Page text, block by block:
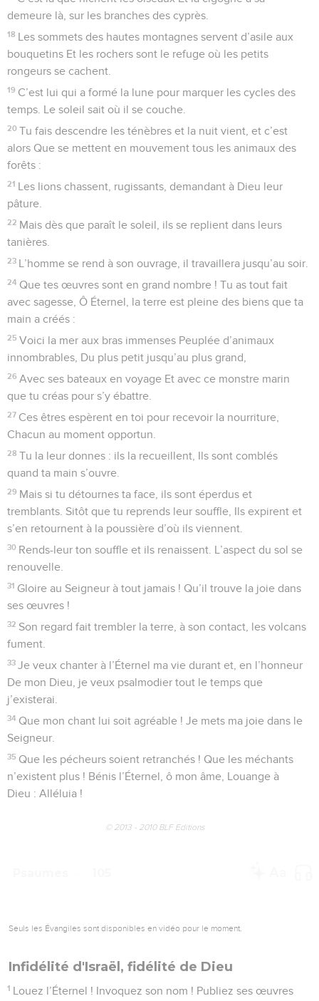
demeure là, sur les branches des cyprès.
18 Les sommets des hautes montagnes servent d’asile aux
bouquetins Et les rochers sont le refuge où les petits
rongeurs se cachent.
19 C’est lui qui a formé la lune pour marquer les cycles des
temps. Le soleil sait où il se couche.
20 Tu fais descendre les ténèbres et la nuit vient, et c’est
alors Que se mettent en mouvement tous les animaux des
forêts :
21 Les lions chassent, rugissants, demandant à Dieu leur
pâture.
22 Mais dès que paraît le soleil, ils se replient dans leurs
tanières.
23 L’homme se rend à son ouvrage, il travaillera jusqu’au soir.
24 Que tes œuvres sont en grand nombre ! Tu as tout fait
avec sagesse, Ô Éternel, la terre est pleine des biens que ta
main a créés :
25 Voici la mer aux bras immenses Peuplée d’animaux
innombrables, Du plus petit jusqu’au plus grand,
26 Avec ses bateaux en voyage Et avec ce monstre marin
que tu créas pour s’y ébattre.
27 Ces êtres espèrent en toi pour recevoir la nourriture,
Chacun au moment opportun.
28 Tu la leur donnes : ils la recueillent, Ils sont comblés
quand ta main s’ouvre.
29 Mais si tu détournes ta face, ils sont éperdus et
tremblants. Sitôt que tu reprends leur souffle, Ils expirent et
s’en retournent à la poussière d’où ils viennent.
30 Rends-leur ton souffle et ils renaissent. L’aspect du sol se
renouvelle.
31 Gloire au Seigneur à tout jamais ! Qu’il trouve la joie dans
ses œuvres !
32 Son regard fait trembler la terre, à son contact, les volcans
fument.
33 Je veux chanter à l’Éternel ma vie durant et, en l’honneur
De mon Dieu, je veux psalmodier tout le temps que
j’existerai.
34 Que mon chant lui soit agréable ! Je mets ma joie dans le
Seigneur.
35 Que les pécheurs soient retranchés ! Que les méchants
n’existent plus ! Bénis l’Éternel, ô mon âme, Louange à
Dieu : Alléluia !
© 2013 - 2010 BLF Editions
Seuls les Évangiles sont disponibles en vidéo pour le moment.
Infidélité d'Israël, fidélité de Dieu
1 Louez l’Éternel ! Invoquez son nom ! Publiez ses œuvres